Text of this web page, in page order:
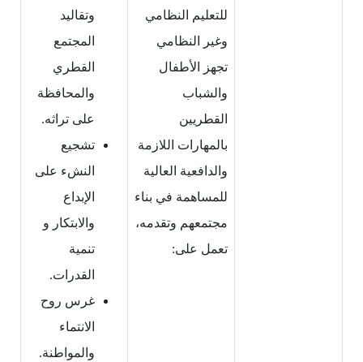
للتعليم النظامي
وغير النظامي
تجهز الأطفال
والشباب
القطريين
بالمهارات اللازمة
والدافعية العالية
للمساهمة في بناء
مجتمعهم وتقدمه،
تعمل على:
وتقاليد
المجتمع
القطري
والمحافظة
على تراثه.
تشجيع
النشء على
الإبداع
والابتكار و
تنمية
القدرات.
غرس روح
الانتماء
والمواطنة.